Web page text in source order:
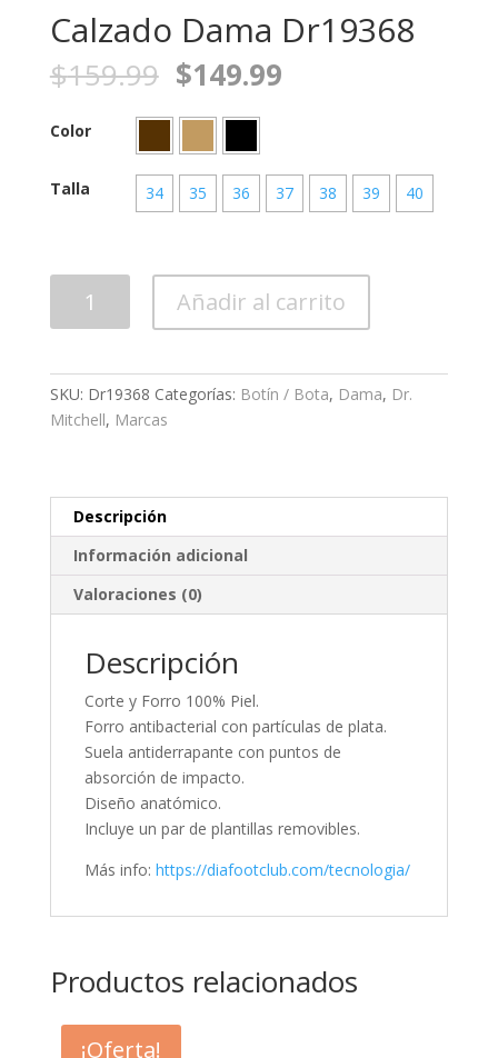
Calzado Dama Dr19368
$159.99 $149.99
Color
Talla 34 35 36 37 38 39 40
Dama
Añadir al carrito
SKU: Dr19368 Categorías: Botín / Bota, Dama, Dr.
Mitchell, Marcas
Descripción
Información adicional
Valoraciones (0)
Descripción
Corte y Forro 100% Piel.
Forro antibacterial con partículas de plata.
Suela antiderrapante con puntos de
absorción de impacto.
Diseño anatómico.
Incluye un par de plantillas removibles.
Más info: https://diafootclub.com/tecnologia/
Productos relacionados
¡Oferta!